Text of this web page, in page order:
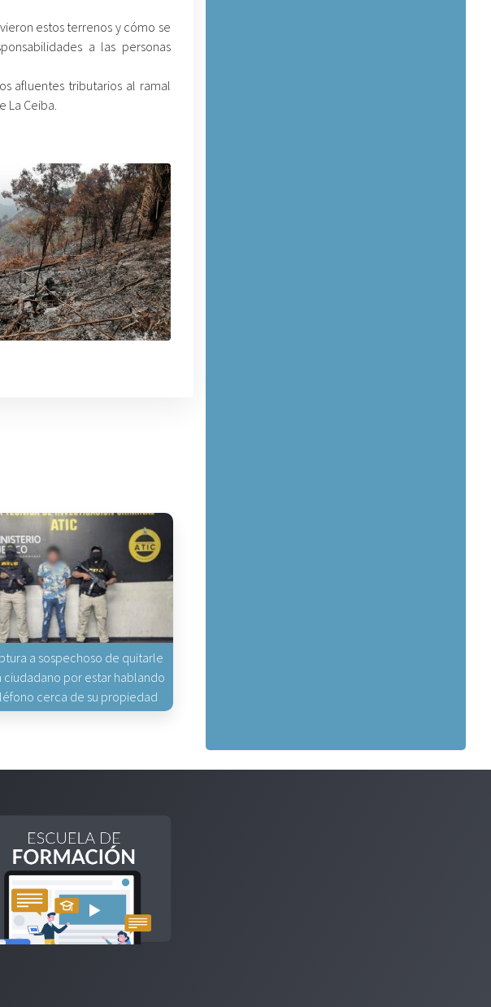
estos terrenos y cómo se
a las personas
afluentes tributarios al ramal
La Ceiba.
a sospechoso de quitarle
ciudadano por estar hablando
cerca de su propiedad